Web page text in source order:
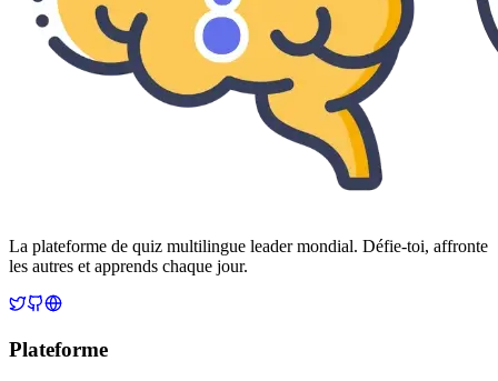
La plateforme de quiz multilingue leader mondial. Défie-toi, affronte
les autres et apprends chaque jour.
Plateforme